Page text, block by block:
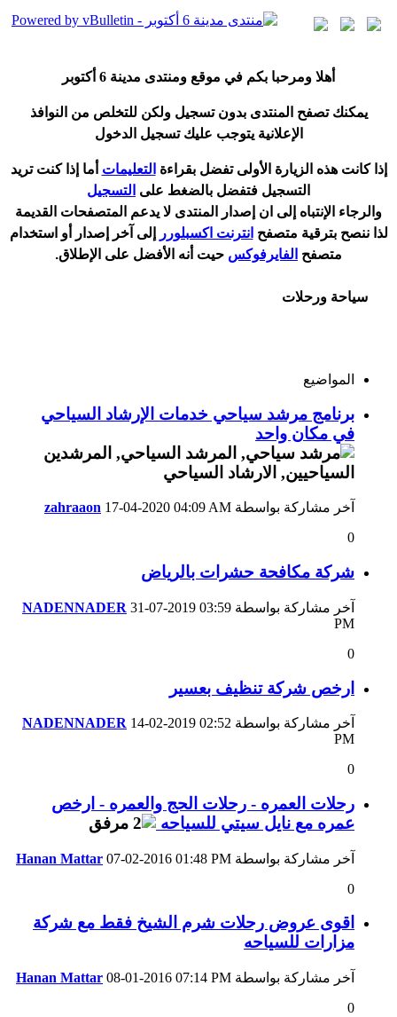
هلا ومرحبا بكم في موقع ومنتدى مدينة 6 أكتوبر
يمكنك تصفح المنتدى بدون تسجيل ولكن للتخلص من النوافذ
الإعلانية يتوجب عليك تسجيل الدخول
إذا كانت هذه الزيارة الأولى تفضل بقراءة التعليمات ما إذا كنت تريد
التسجيل فتفضل بالضغط على التسجيل
والرجاء الإنتباه إلى ان إصدار المنتدى لا يدعم المتصفحات القديمة
لذا ننصح بترقية متصفح انترنت اكسبلورر إلى آخر إصدار أو استخدام
متصفح الفايرفوكس حيت نه الأفضل على الإطلاق.
سياحة ورحلات
المواضيع
برنامج مرشد سياحي خدمات الإرشاد السياحي
في مكان واحد
آخر مشاركة بواسطة zahraaon 17-04-2020 04:09 AM
0
شركة مكافحة حشرات بالرياض
آخر مشاركة بواسطة NADENNADER 31-07-2019 03:59
PM
0
ارخص شركة تنظيف بعسير
آخر مشاركة بواسطة NADENNADER 14-02-2019 02:52
PM
0
رحلات العمره - رحلات الحج والعمره - ارخص
عمره مع نايل سيتي للسياحه
آخر مشاركة بواسطة Hanan Mattar 07-02-2016 01:48 PM
0
اقوى عروض رحلات شرم الشيخ فقط مع شركة
مزارات للسياحه
آخر مشاركة بواسطة Hanan Mattar 08-01-2016 07:14 PM
0